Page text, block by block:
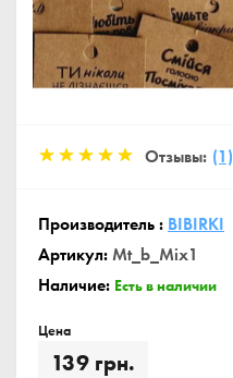
Отзывы: (1)
Производитель : BIBIRKI
Артикул:Mt_b_Mix1
Наличие: Есть в наличии
Цена
139 грн.